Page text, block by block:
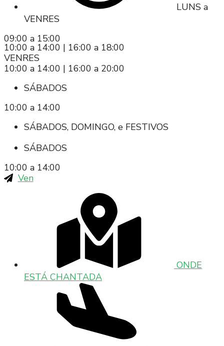
LUNS a
VENRES
09:00 a 15:00
10:00 a 14:00 | 16:00 a 18:00
VENRES
10:00 a 14:00 | 16:00 a 20:00
SÁBADOS
10:00 a 14:00
SÁBADOS, DOMINGO, e FESTIVOS
SÁBADOS
10:00 a 14:00
Ven
ONDE
ESTÁ CHANTADA